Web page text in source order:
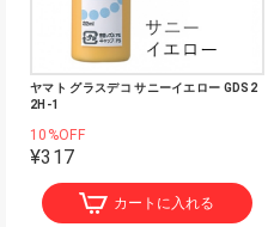
ヤマト グラスデコ サニーイエロー GDS2
2H-1
10%OFF
¥317
カートに入れる